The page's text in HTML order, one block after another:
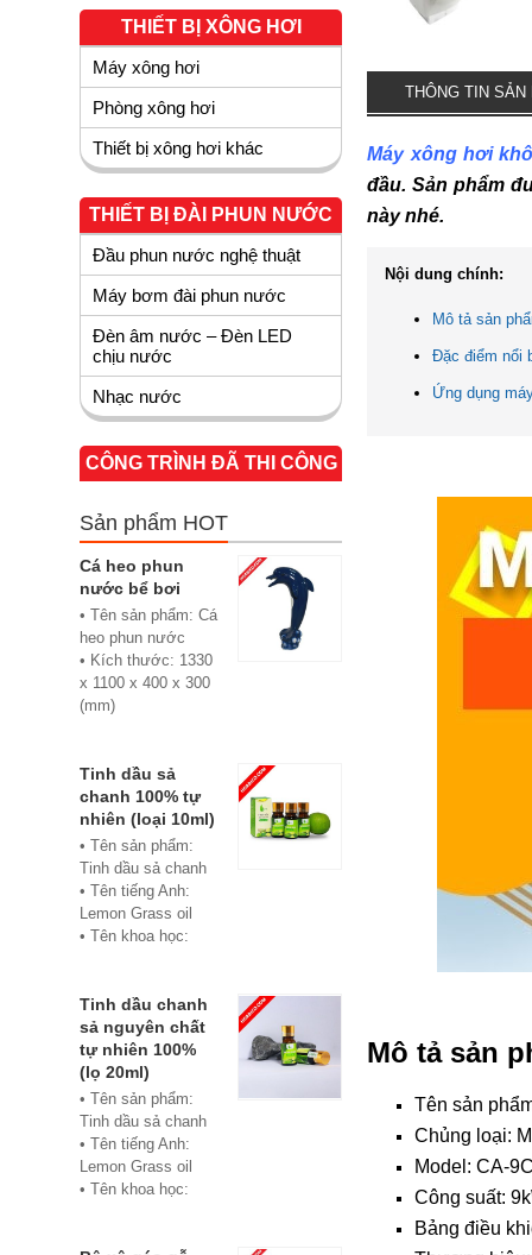
THÔNG TIN SẢN
Máy xông hơi
đầu. Sản phẩm
này nhé.
Nội dung chính:
Mô tả sản
Đặc điểm nổi
Ứng dụng
Mô tả sản
Tên sản
Chủng loại:
Model:CA-9C
Công suất:
Bảng điều
THIẾT BỊ XÔNG HƠI
Máy xông hơi
Phòng xông hơi
Thiết bị xông hơi khác
THIẾT BỊ ĐÀI PHUN NƯỚC
Đầu phun nước nghệ thuật
Máy bơm đài phun nước
Đèn âm nước – Đèn LED
chịu nước
Nhạc nước
CÔNG TRÌNH ĐÃ THI CÔNG
Sản phẩm HOT
Cá heo phun
nước bể bơi
• Tên sản phẩm: Cá
heo phun nước
• Kích thước: 1330
x 1100 x 400 x 300
(mm)
Composite
• Phân phối:
Hoabico
Tinh dầu sả
chanh 100% tự
nhiên (loại 10ml)
• Tên sản phẩm:
Tinh dầu sả chanh
• Tên tiếng Anh:
Lemon Grass oil
• Tên khoa học:
• Chủng loại: Thiết
bị xông hơi
• Thành phần chiết
xuất: lá
• Phương pháp
chiết xuất: Chưng
cất hơi nước
• Hình thức: Chất
lỏng
Tinh dầu chanh
sả nguyên chất
tự nhiên 100%
(lọ 20ml)
• Tên sản phẩm:
Tinh dầu sả chanh
• Tên tiếng Anh:
Lemon Grass oil
• Tên khoa học: